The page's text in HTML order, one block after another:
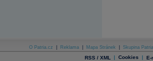
O Patria.cz Reklama Mapa Stránek Skupina Patria
RSS / XML | Cookies | E-